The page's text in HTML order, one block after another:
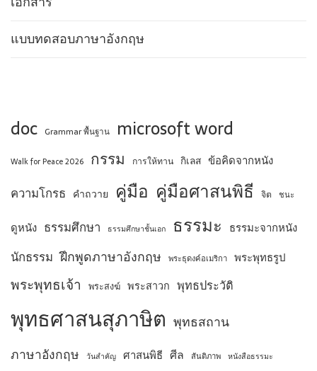
แบบทดสอบภาษาอังกฤษ
doc Grammar พื้นฐาน microsoft word
Walk for Peace 2026 กรรม การให้ทาน กิเลส ข้อคิดจากหนัง
ความโกรธ คำถวาย คู่มือ คู่มือศาสนพิธี จิต ชนะ
ดูหนัง ธรรมศึกษา ธรรมศึกษาชั้นเอก ธรรมะ ธรรมะจากหนัง
นักธรรม ฝึกพูดภาษาอังกฤษ พระธุดงค์อเมริกา พระพุทธรูป
พระพุทธเจ้า พระสงฆ์ พระสาวก พุทธประวัติ
พุทธศาสนสุภาษิต พุทธสถาน
ภาษาอังกฤษ วันสำคัญ ศาสนพิธี ศีล สันติภาพ หนังสือธรรมะ